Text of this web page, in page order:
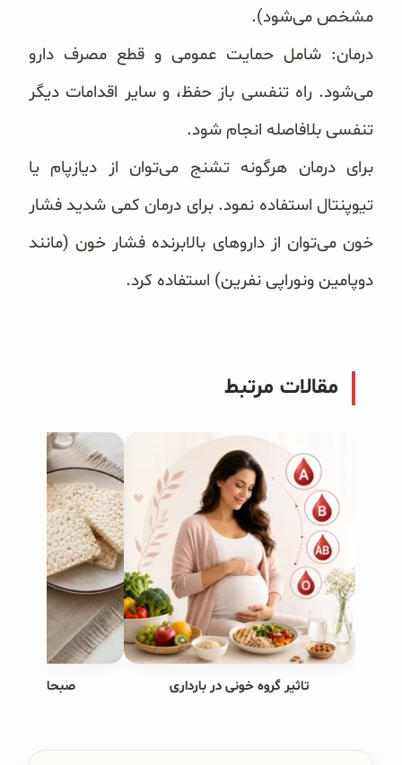
مشخص می‌شود).
درمان: شامل حمایت عمومی و قطع مصرف دارو
می‌شود. راه تنفسی باز حفظ، و سایر اقدامات دیگر
تنفسی بلافاصله ‏انجام شود.
برای درمان هرگونه تشنج می‌توان از دیازپام یا
تیوپنتال استفاده نمود. برای درمان کمی شدید فشار
خون می‌توان از ‏داروهای بالابرنده فشار خون (مانند
دوپامین ونوراپی نفرین) استفاده کرد.
مقالات مرتبط
تاثیر گروه خونی در بارداری صبحانه های